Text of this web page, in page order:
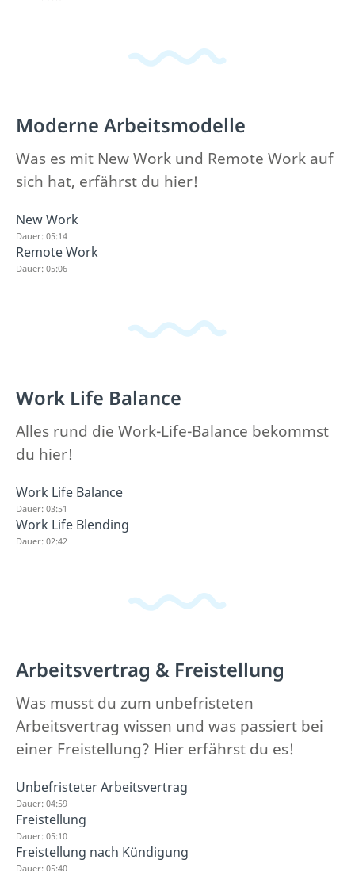
Moderne Arbeitsmodelle
Was es mit New Work und Remote Work auf
sich hat, erfährst du hier!
New Work
Dauer: 05:14
Remote Work
Dauer: 05:06
Work Life Balance
Alles rund die Work-Life-Balance bekommst
du hier!
Work Life Balance
Dauer: 03:51
Work Life Blending
Dauer: 02:42
Arbeitsvertrag & Freistellung
Was musst du zum unbefristeten
Arbeitsvertrag wissen und was passiert bei
einer Freistellung? Hier erfährst du es!
Unbefristeter Arbeitsvertrag
Dauer: 04:59
Freistellung
Dauer: 05:10
Freistellung nach Kündigung
Dauer: 05:40